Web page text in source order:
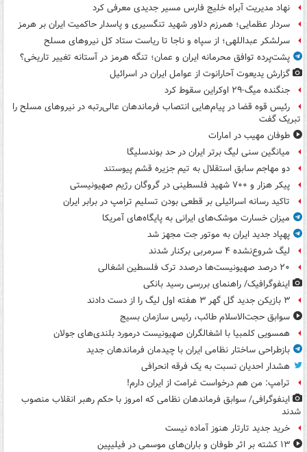
نهاد مدیریت آبراه خلیج فارس مسیر جدیدی معرفی کرد
سردار عظمایی؛ همرزم دلاور شهید تنگسیری و پاسدار حاکمیت ایران بر هرمز
سرلشکر عبداللهی؛ از سپاه و ناجا تا ریاست ستاد کل نیروهای مسلح
پشت‌پرده توافق محرمانه ایران و عمان؛ تنگه هرمز در آستانه تغییر تاریخی؟
گزارش یدیعوت آحارانوت از عوامل ایران در اسرائیل
جنگنده میگ-۲۹ اوکراین سقوط کرد
رئیس قوه قضا در پیام‌هایی انتصاب‌ فرماندهان عالی‌رتبه در نیروهای مسلح را
تبریک گفت
طوفان مهیب در امارات
میانگین سنی لیگ برتر ایران در حد بوندسلیگا
دو مهاجم سابق استقلال به تیم جزیره قشم پیوستند
پیکر هزار و ۷۰۰ شهید فلسطینی در گروگان رژیم صهیونیستی
تاکید رسانه اسرائیلی بر قطعی بودن تسلیم ترامپ در برابر ایران
میزان خسارت موشک‌های ایرانی به پایگاه‌های آمریکا
پهپاد جدید ایران به موتور جت مجهز شد
لیگ شروع‌نشده ۴ سرمربی برکنار شدند
۲۰ درصد صهیونیست‌ها درصدد ترک فلسطین اشغالی
اینفوگرافیک/ راهنمای بررسی رسید بانکی
۳ بازیکن جدید گل گهر ۳ هفته اول لیگ را از دست دادند
سوابق حجت‌الاسلام طائب، رئیس سازمان بسیج
همسویی کلمبیا با اشغالگران صهیونیست درمورد بلندی‌های جولان
بازطراحی ساختار نظامی ایران با چیدمان فرماندهان جدید
هشدار احدیان نسبت به یک فرقه انحرافی
ترامپ: من هم درخواست غرامت از ایران دارم!
اینفوگرافی/ سوابق فرماندهان نظامی که امروز با حکم رهبر انقلاب منصوب
شدند
خرید جدید تارتار هنوز آماده نیست
۱۳ کشته بر اثر طوفان و باران‌های موسمی در فیلیپین